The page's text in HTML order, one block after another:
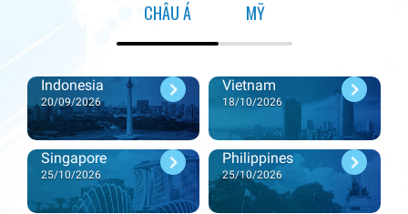
CHÂU Á MỸ
Indonesia
20/09/2026
Vietnam
18/10/2026
Singapore
25/10/2026
Philippines
25/10/2026
Durham, North Carolina
2/05/2026
Toledo, Ohio
20/09/2026